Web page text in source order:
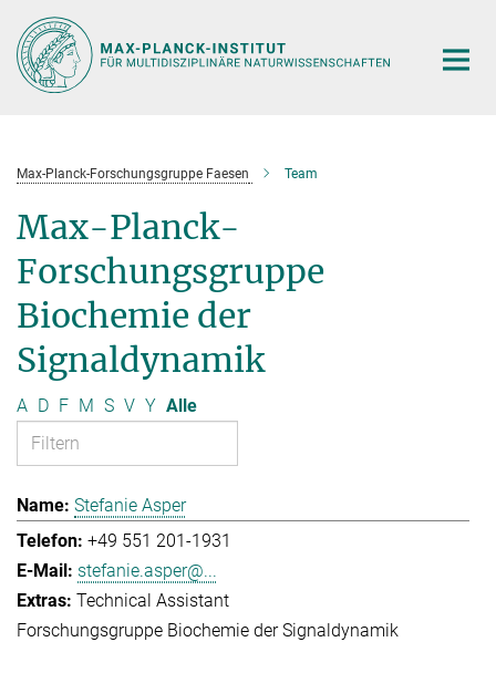
Hauptinhalt
Max-Planck-Forschungsgruppe Faesen Team
Max-Planck-
Forschungsgruppe
Biochemie der
Signaldynamik
A D F M S V Y Alle
Stefanie Asper
+49 551 201-1931
stefanie.asper@...
Technical Assistant
Forschungsgruppe Biochemie der Signaldynamik